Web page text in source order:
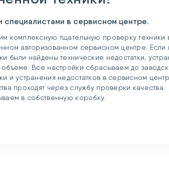
специалистами в сервисном центре.
комплексную тщательную проверку техники
авторизованном сервисном центре. Если
были найдены технические недостатки,
Все настройки сбрасываем до
и устранения недостатков в сервисном
проходят через службу проверки качества.
в собственную коробку.